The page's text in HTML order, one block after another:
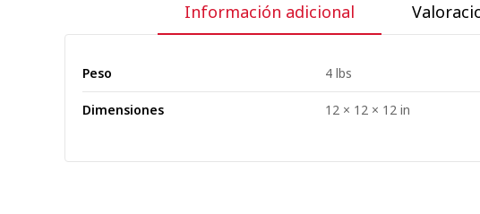
Información adicional
Peso 4 lbs
Dimensiones 12 × 12 × 12 in